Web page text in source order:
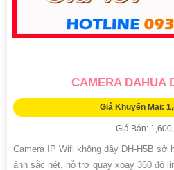
CAMERA DAHUA
Giá Khuyến Mại:
Giá Bán:
Camera IP Wifi không dây DH-H5B sở
ảnh sắc nét, hỗ trợ quay xoay 360 độ